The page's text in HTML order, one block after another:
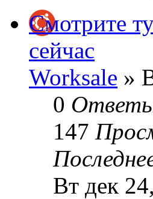
Смотрите
сейчас
Worksale »
0
147
Вт дек